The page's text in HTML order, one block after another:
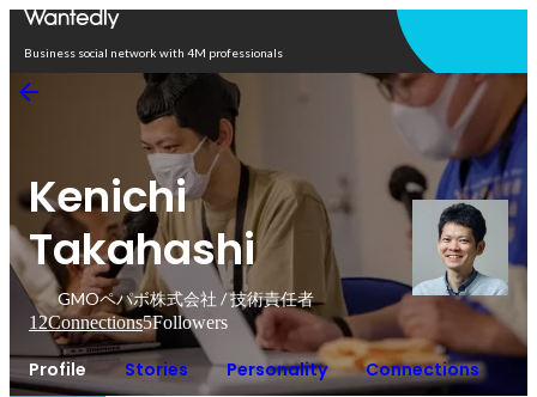
Business social network with 4M professionals
Kenichi
Takahashi
GMOペパボ株式会社 / 技術責任者
12Connections5Followers
Profile Stories Personality Connections